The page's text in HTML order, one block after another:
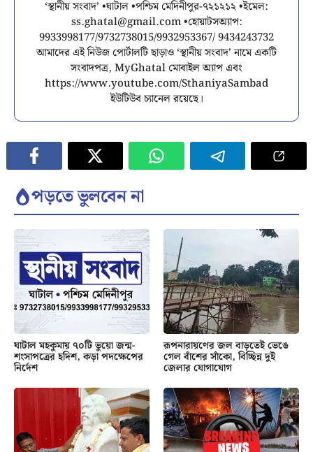
‘স্থানীয় সংবাদ’ •ঘাটাল •পশ্চিম মেদিনীপুর-৭২১২১২ •ইমেল:
ss.ghatal@gmail.com•হোয়াটসঅ্যাপ:
9933998177/9732738015/9932953367/ 9434243732
আমাদের এই নিউজ পোর্টালটি ছাড়াও ‘স্থানীয় সংবাদ’ নামে একটি
সংবাদপত্র, MyGhatal মোবাইল অ্যাপ এবং
https://www.youtube.com/SthaniyaSambad
ইউটিউব চ্যানেল রয়েছে।
পড়তে ভুলবেন না
ঘাটাল মহকুমায় ৭০টি ভুয়ো জন্ম-
শংসাপত্রের হদিশ, কড়া পদক্ষেপের
নির্দেশ
রূপনারায়ণের জল বাড়তেই ভেঙে
গেল বাঁশের সাঁকো, বিচ্ছিন্ন দুই
জেলার যোগাযোগ